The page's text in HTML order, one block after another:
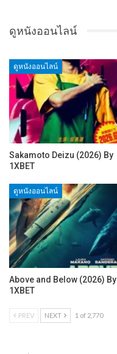
ดูหนังออนไลน์
ดูหนังออนไลน์
Sakamoto Deizu (2026) By
1XBET
ดูหนังออนไลน์
Above and Below (2026) By
1XBET
PREV NEXT 1 of 2,770